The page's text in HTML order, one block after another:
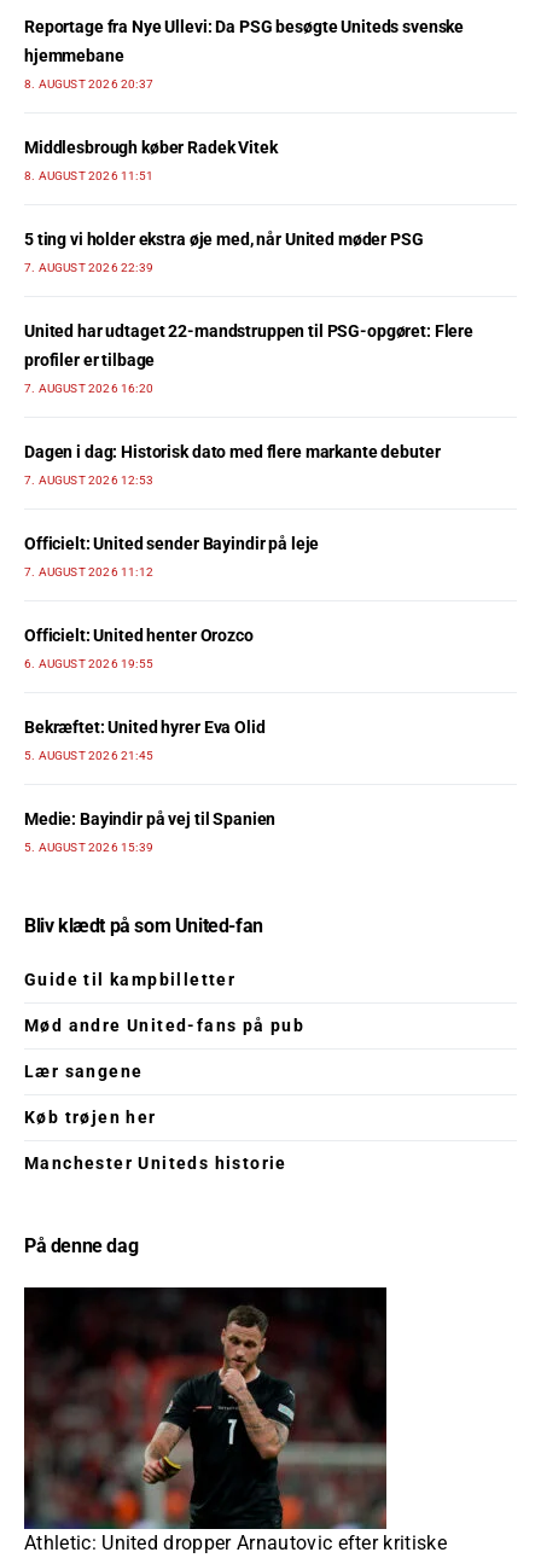
Reportage fra Nye Ullevi: Da PSG besøgte Uniteds svenske
hjemmebane
8. AUGUST 2026 20:37
Middlesbrough køber Radek Vitek
8. AUGUST 2026 11:51
5 ting vi holder ekstra øje med, når United møder PSG
7. AUGUST 2026 22:39
United har udtaget 22-mandstruppen til PSG-opgøret: Flere
profiler er tilbage
7. AUGUST 2026 16:20
Dagen i dag: Historisk dato med flere markante debuter
7. AUGUST 2026 12:53
Officielt: United sender Bayindir på leje
7. AUGUST 2026 11:12
Officielt: United henter Orozco
6. AUGUST 2026 19:55
Bekræftet: United hyrer Eva Olid
5. AUGUST 2026 21:45
Medie: Bayindir på vej til Spanien
5. AUGUST 2026 15:39
Bliv klædt på som United-fan
Guide til kampbilletter
Mød andre United-fans på pub
Lær sangene
Køb trøjen her
Manchester Uniteds historie
På denne dag
Athletic: United dropper Arnautovic efter kritiske